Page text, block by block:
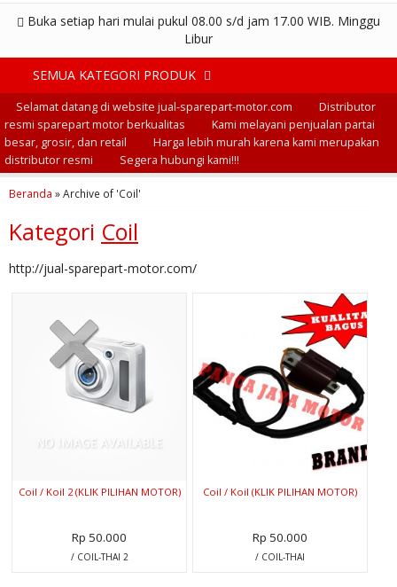
Buka setiap hari mulai pukul 08.00 s/d jam 17.00 WIB. Minggu
Libur
SEMUA KATEGORI PRODUK
Selamat datang di website jual-sparepart-motor.com
Distributor
resmi sparepart motor berkualitas
Kami melayani penjualan partai
besar, grosir, dan retail
Harga lebih murah karena kami merupakan
distributor resmi
Segera hubungi kami!!!
Beranda »Archive of 'Coil'
Kategori Coil
http://jual-sparepart-motor.com/
Coil / Koil 2 (KLIK PILIHAN MOTOR)
Rp 50.000
/ COIL-THAI 2
Coil / Koil (KLIK PILIHAN MOTOR)
Rp 50.000
/ COIL-THAI